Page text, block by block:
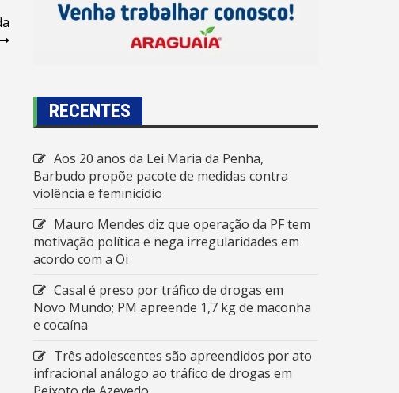
RECENTES
Aos 20 anos da Lei Maria da Penha,
Barbudo propõe pacote de medidas contra
violência e feminicídio
Mauro Mendes diz que operação da PF tem
motivação política e nega irregularidades em
acordo com a Oi
Casal é preso por tráfico de drogas em
Novo Mundo; PM apreende 1,7 kg de maconha
e cocaína
Três adolescentes são apreendidos por ato
infracional análogo ao tráfico de drogas em